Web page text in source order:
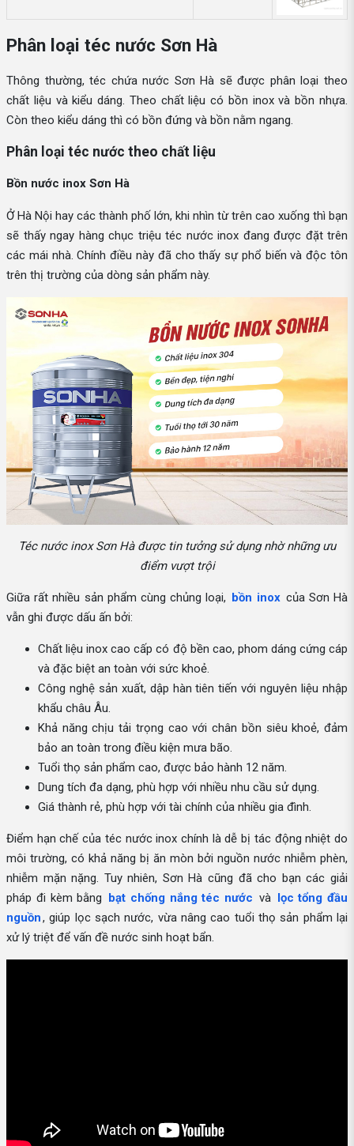
Phân loại téc nước Sơn Hà
Thông thường, téc chứa nước Sơn Hà sẽ được phân loại theo
chất liệu và kiểu dáng. Theo chất liệu có bồn inox và bồn nhựa.
Còn theo kiểu dáng thì có bồn đứng và bồn nằm ngang.
Phân loại téc nước theo chất liệu
Bồn nước inox Sơn Hà
Ở Hà Nội hay các thành phố lớn, khi nhìn từ trên cao xuống thì bạn
sẽ thấy ngay hàng chục triệu téc nước inox đang được đặt trên
các mái nhà. Chính điều này đã cho thấy sự phổ biến và độc tôn
trên thị trường của dòng sản phẩm này.
Téc nước inox Sơn Hà được tin tưởng sử dụng nhờ những ưu
điểm vượt trội
Giữa rất nhiều sản phẩm cùng chủng loại, bồn inox của Sơn Hà
vẫn ghi được dấu ấn bởi:
Chất liệu inox cao cấp có độ bền cao, phom dáng cứng cáp
và đặc biệt an toàn với sức khoẻ.
Công nghệ sản xuất, dập hàn tiên tiến với nguyên liệu nhập
khẩu châu Âu.
Khả năng chịu tải trọng cao với chân bồn siêu khoẻ, đảm
bảo an toàn trong điều kiện mưa bão.
Tuổi thọ sản phẩm cao, được bảo hành 12 năm.
Dung tích đa dạng, phù hợp với nhiều nhu cầu sử dụng.
Giá thành rẻ, phù hợp với tài chính của nhiều gia đình.
Điểm hạn chế của téc nước inox chính là dễ bị tác động nhiệt do
môi trường, có khả năng bị ăn mòn bởi nguồn nước nhiễm phèn,
nhiễm mặn nặng. Tuy nhiên, Sơn Hà cũng đã cho bạn các giải
pháp đi kèm bằng bạt chống nắng téc nước và lọc tổng đầu
nguồn, giúp lọc sạch nước, vừa nâng cao tuổi thọ sản phẩm lại
xử lý triệt để vấn đề nước sinh hoạt bẩn.